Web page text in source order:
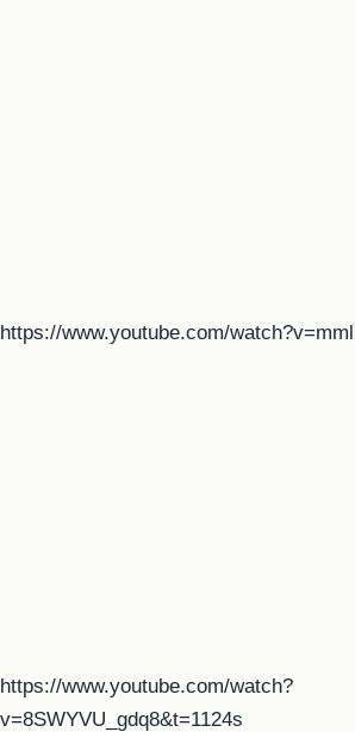
https://www.youtube.com/
https://www.youtube.com/watch?
v=8SWYVU_gdq8&t=1124s